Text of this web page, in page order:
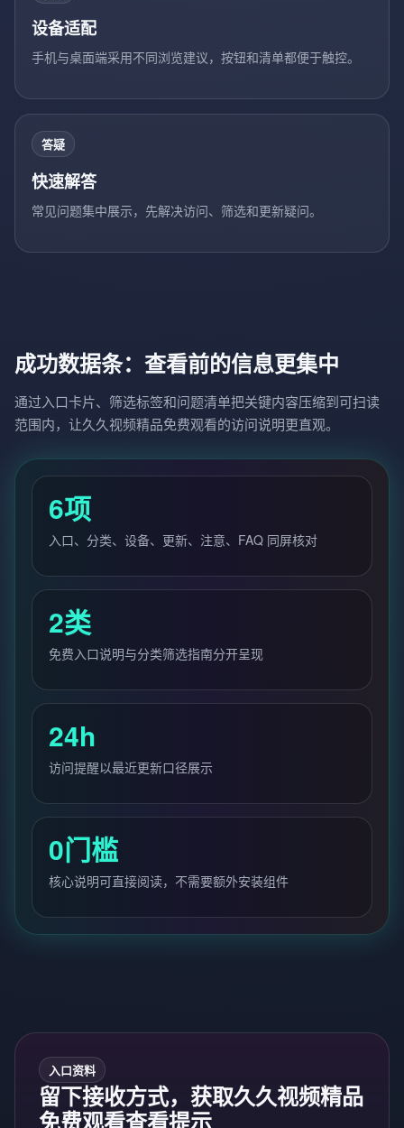
设备适配
手机与桌面端采用不同浏览建议，按钮和清单都便于触控。
答疑
快速解答
常见问题集中展示，先解决访问、筛选和更新疑问。
成功数据条：查看前的信息更集中
通过入口卡片、筛选标签和问题清单把关键内容压缩到可扫读
范围内，让久久视频精品免费观看的访问说明更直观。
6项
入口、分类、设备、更新、注意、FAQ 同屏核对
2类
免费入口说明与分类筛选指南分开呈现
24h
访问提醒以最近更新口径展示
0门槛
核心说明可直接阅读，不需要额外安装组件
入口资料
留下接收方式，获取久久视频精品
免费观看查看提示